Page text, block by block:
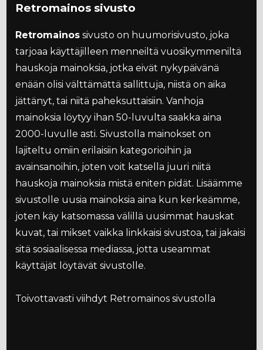
Retromainos sivusto
Retromainos sivusto on huumorisivusto, joka
tarjoaa käyttäjilleen menneiltä vuosikymmeniltä
hauskoja mainoksia, jotka eivät nykypäivänä
enään olisi välttämättä sallittuja, niistä on aika
jättänyt, tai niitä paheksuttaisiin. Vanhoja
mainoksia löytyy ihan 50-luvulta saakka aina
2000-luvulle asti. Sivustolla mainokset on
lajiteltu omiin erilaisiin kategorioihin ja
avainsanoihin, joten voit katsella juuri niitä
hauskoja mainoksia mistä eniten pidät. Lisäämme
sivustolle uusia mainoksia aina kun kerkeämme,
joten käy katsomassa välillä uusimmat hauskat
kuvat, tai mikset vaikka linkkaisi sivustoa, tai jakaisi
sitä sosiaalisessa mediassa, jotta useammat
käyttäjät löytävät sivustolle.
Toivottavasti viihdyt Retromainos sivustolla